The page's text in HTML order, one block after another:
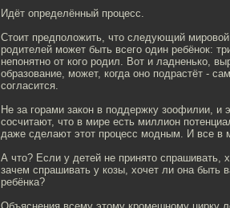
Идёт определённый процесс.
Стоит предположить, что следующий
родителей может быть всего один ребёнок:
непонятно от кого родил. Вот и ладненько,
образование, может, когда оно подрастёт -
согласится.
Не за горами закон в поддержку зоофилии, и
сосчитают, что в мире есть миллион
даже сделают этот процесс модным. И все в
А что? Если у детей не принято спрашивать,
зачем спрашивать у козы, хочет ли она быть
ребёнка?